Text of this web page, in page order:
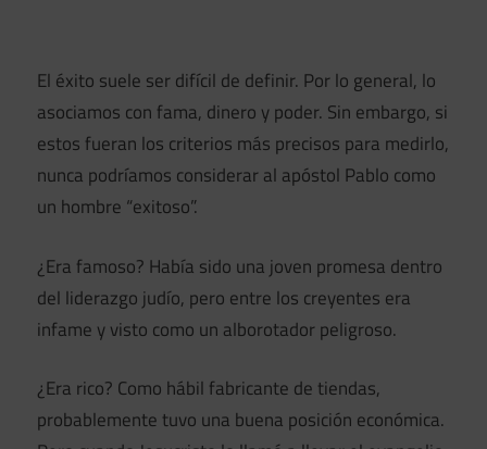
El éxito suele ser difícil de definir. Por lo general, lo
asociamos con fama, dinero y poder. Sin embargo, si
estos fueran los criterios más precisos para medirlo,
nunca podríamos considerar al apóstol Pablo como
un hombre “exitoso”.
¿Era famoso? Había sido una joven promesa dentro
del liderazgo judío, pero entre los creyentes era
infame y visto como un alborotador peligroso.
¿Era rico? Como hábil fabricante de tiendas,
probablemente tuvo una buena posición económica.